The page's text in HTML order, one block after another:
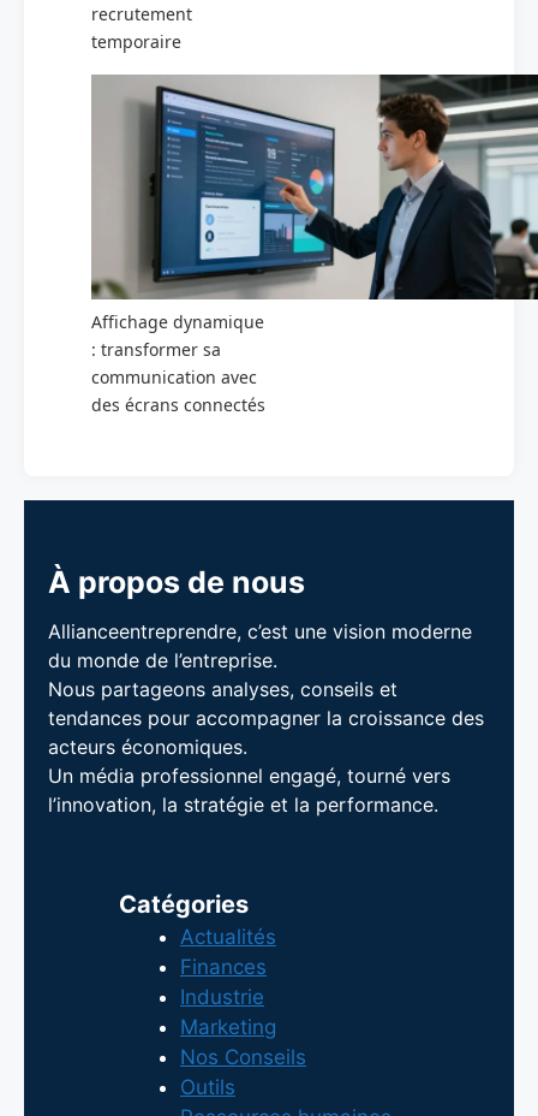
recrutement
temporaire
Affichage dynamique
: transformer sa
communication avec
des écrans connectés
À propos de nous
Allianceentreprendre, c’est une vision moderne
du monde de l’entreprise.
Nous partageons analyses, conseils et
tendances pour accompagner la croissance des
acteurs économiques.
Un média professionnel engagé, tourné vers
l’innovation, la stratégie et la performance.
Catégories
Actualités
Finances
Industrie
Marketing
Nos Conseils
Outils